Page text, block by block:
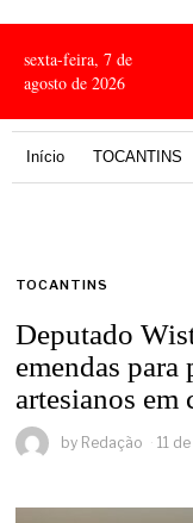
sexta-feira, 7 de
agosto de 2026
Início TOCANTINS
TOCANTINS
Deputado
emendas para
artesianos em
by Redação 11